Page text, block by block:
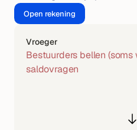
Open rekening
Vroeger
Bestuurders bellen
saldovragen